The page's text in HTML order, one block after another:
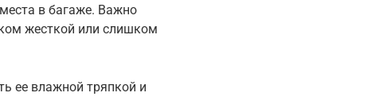
в багаже. Важно
жесткой или слишком
ее влажной тряпкой и